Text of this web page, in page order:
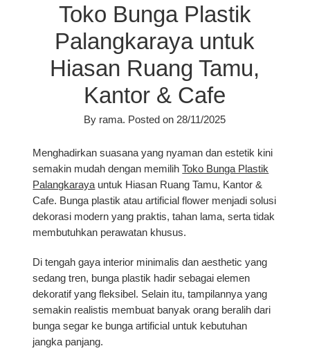
Toko Bunga Plastik
Palangkaraya untuk
Hiasan Ruang Tamu,
Kantor & Cafe
By rama. Posted on 28/11/2025
Menghadirkan suasana yang nyaman dan estetik kini
semakin mudah dengan memilihToko Bunga Plastik
Palangkaraya untuk Hiasan Ruang Tamu, Kantor &
Cafe. Bunga plastik atau artificial flower menjadi solusi
dekorasi modern yang praktis, tahan lama, serta tidak
membutuhkan perawatan khusus.
Di tengah gaya interior minimalis dan aesthetic yang
sedang tren, bunga plastik hadir sebagai elemen
dekoratif yang fleksibel. Selain itu, tampilannya yang
semakin realistis membuat banyak orang beralih dari
bunga segar ke bunga artificial untuk kebutuhan
jangka panjang.